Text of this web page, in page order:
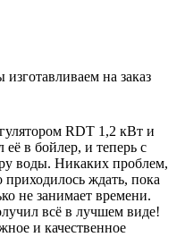
на заказ
RDT 1,2 кВт и
её в бойлер, и теперь с
воды. Никаких проблем,
приходилось ждать, пока
не занимает времени.
всё в лучшем виде!
и качественное